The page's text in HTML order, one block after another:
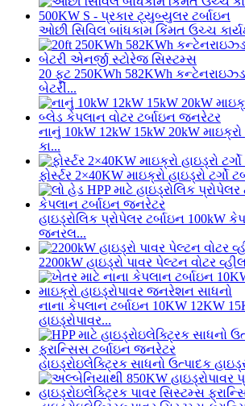
ઓછી સિવિલ બાંધકામ કિંમત ઉચ્ચ
20 ફૂટ 250KWh 582KWh
બેટરી...
નાનું 10kW 12kW 15kW 20kW
કા...
ફોર્સ્ટર 2×40KW માઇક્રો હાઇડ્રો ટર્ગો
હાઇડ્રોલિક પ્રોપેલર ટર્બાઇન 100kW
જનરલ...
2200kW હાઇડ્રો પાવર પેલ્ટન વોટર
નાના કેપલાન ટર્બાઇન 10KW 12KW
હાઇડ્રોપાવર...
હાઇડ્રોઇલેક્ટ્રિક સાધનો ઉત્પાદક